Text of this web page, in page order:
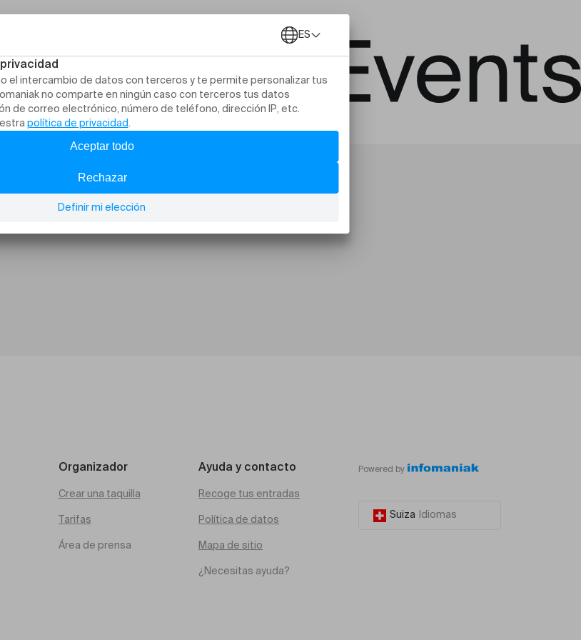
Organizador
Crear una taquilla
Tarifas
Área de prensa
Ayuda y contacto
Recoge tus entradas
Política de datos
Mapa de sitio
¿Necesitas ayuda?
Powered by
Suiza Idiomas